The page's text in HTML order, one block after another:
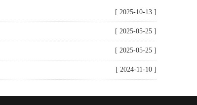
[ 2025-10-13 ]
[ 2025-05-25 ]
[ 2025-05-25 ]
[ 2024-11-10 ]